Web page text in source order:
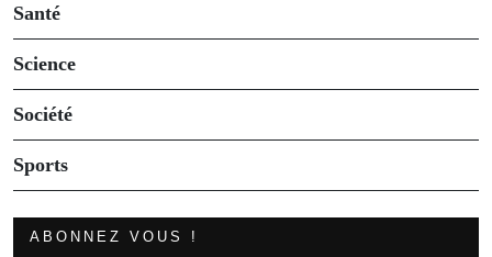
Santé
Science
Société
Sports
ABONNEZ VOUS !